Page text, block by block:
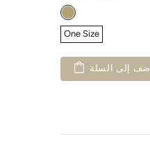
One Size
أضف إلى السلة